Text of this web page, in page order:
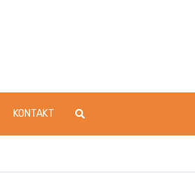
KONTAKT